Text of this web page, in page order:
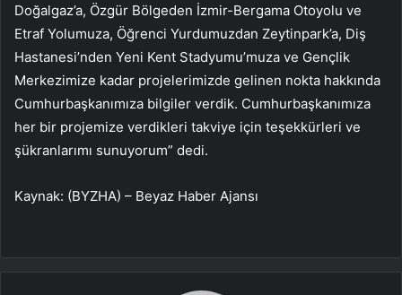
Doğalgaz’a, Özgür Bölgeden İzmir-Bergama Otoyolu ve
Etraf Yolumuza, Öğrenci Yurdumuzdan Zeytinpark’a, Diş
Hastanesi’nden Yeni Kent Stadyumu’muza ve Gençlik
Merkezimize kadar projelerimizde gelinen nokta hakkında
Cumhurbaşkanımıza bilgiler verdik. Cumhurbaşkanımıza
her bir projemize verdikleri takviye için teşekkürleri ve
şükranlarımı sunuyorum” dedi.
Kaynak: (BYZHA) – Beyaz Haber Ajansı